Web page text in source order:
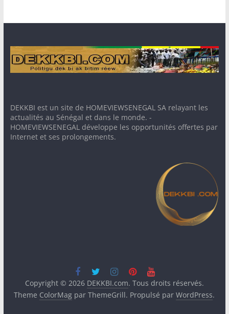
DEKKBI est un site de HOMEVIEWSENEGAL SA relayant les
actualités au Sénégal et dans le monde. -
HOMEVIEWSENEGAL développe les opportunités offertes par
Internet et ses prolongements.
Copyright © 2026 DEKKBI.com. Tous droits réservés.
Theme ColorMag par ThemeGrill. Propulsé parWordPress.